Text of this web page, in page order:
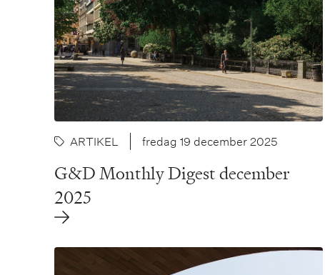
ARTIKEL fredag 19 december 2025
G&D Monthly Digest december
2025